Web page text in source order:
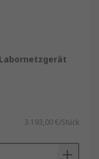
Labornetzgerät
3.193,00 €/Stück